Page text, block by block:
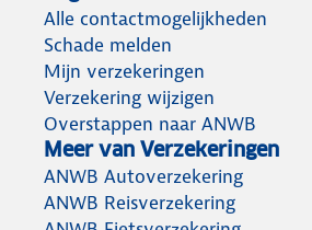
Alle contactmogelijkheden
Schade melden
Mijn verzekeringen
Verzekering wijzigen
Overstappen naar ANWB
Meer van Verzekeringen
ANWB Autoverzekering
ANWB Reisverzekering